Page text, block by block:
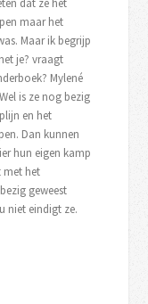
maar het
Maar ik begrijp
je? vraagt
Mylené
is ze nog bezig
en het
Dan kunnen
hun eigen kamp
met het
geweest
niet eindigt ze.